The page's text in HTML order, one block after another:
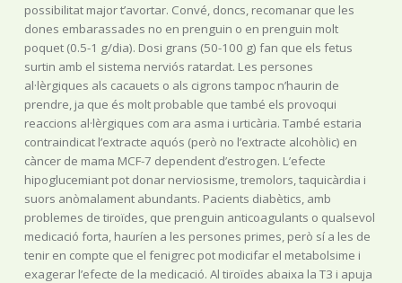
possibilitat major t’avortar. Convé, doncs, recomanar que les
dones embarassades no en prenguin o en prenguin molt
poquet (0.5-1 g/dia). Dosi grans (50-100 g) fan que els fetus
surtin amb el sistema nerviós ratardat. Les persones
al·lèrgiques als cacauets o als cigrons tampoc n’haurin de
prendre, ja que és molt probable que també els provoqui
reaccions al·lèrgiques com ara asma i urticària. També estaria
contraindicat l’extracte aquós (però no l’extracte alcohòlic) en
càncer de mama MCF-7 dependent d’estrogen. L’efecte
hipoglucemiant pot donar nerviosisme, tremolors, taquicàrdia i
suors anòmalament abundants. Pacients diabètics, amb
problemes de tiroïdes, que prenguin anticoagulants o qualsevol
medicació forta, hauríen a les persones primes, però sí a les de
tenir en compte que el fenigrec pot modicifar el metabolsime i
exagerar l’efecte de la medicació. Al tiroïdes abaixa la T3 i apuja